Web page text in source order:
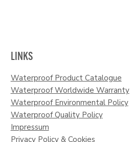
LINKS
Waterproof Product Catalogue
Waterproof Worldwide Warranty
Waterproof Environmental Policy
Waterproof Quality Policy
Impressum
Privacy Policy & Cookies